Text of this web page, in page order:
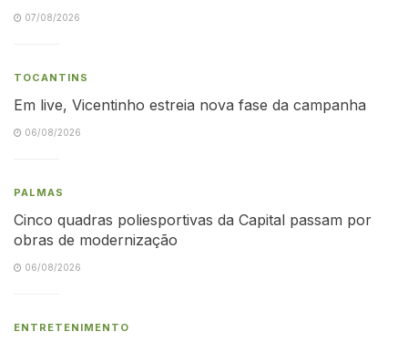
07/08/2026
TOCANTINS
Em live, Vicentinho estreia nova fase da campanha
06/08/2026
PALMAS
Cinco quadras poliesportivas da Capital passam por
obras de modernização
06/08/2026
ENTRETENIMENTO